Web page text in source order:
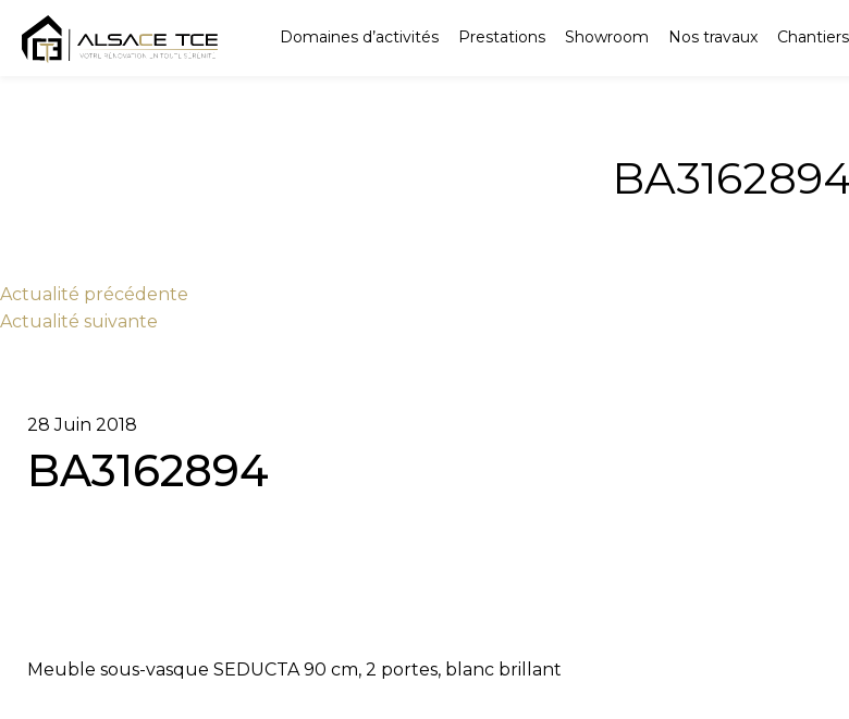
Domaines d’activités Prestations Showroom Nos travaux
Actualité précédente
Actualité suivante
28 Juin 2018
BA3162894
Meuble sous-vasque SEDUCTA 90 cm, 2 portes, blanc brillant